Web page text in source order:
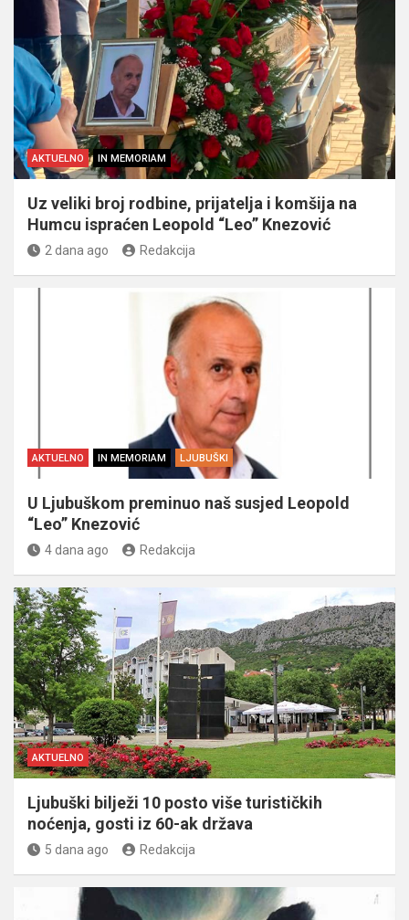
AKTUELNO IN MEMORIAM
Uz veliki broj rodbine, prijatelja i komšija na
Humcu ispraćen Leopold “Leo” Knezović
2 dana ago Redakcija
AKTUELNO IN MEMORIAM LJUBUŠKI
U Ljubuškom preminuo naš susjed Leopold
“Leo” Knezović
4 dana ago Redakcija
AKTUELNO
Ljubuški bilježi 10 posto više turističkih
noćenja, gosti iz 60-ak država
5 dana ago Redakcija